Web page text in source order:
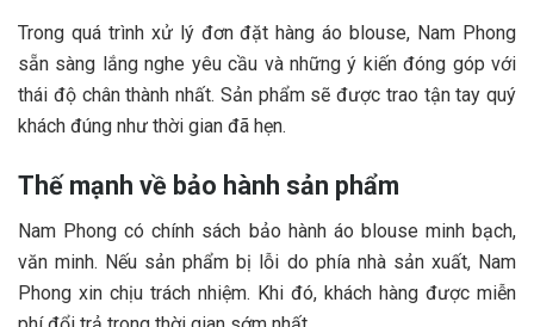
Trong quá trình xử lý đơn đặt hàng áo blouse, Nam Phong
sẵn sàng lắng nghe yêu cầu và những ý kiến đóng góp với
thái độ chân thành nhất. Sản phẩm sẽ được trao tận tay quý
khách đúng như thời gian đã hẹn.
Thế mạnh về bảo hành sản phẩm
Nam Phong có chính sách bảo hành áo blouse minh bạch,
văn minh. Nếu sản phẩm bị lỗi do phía nhà sản xuất, Nam
Phong xin chịu trách nhiệm. Khi đó, khách hàng được miễn